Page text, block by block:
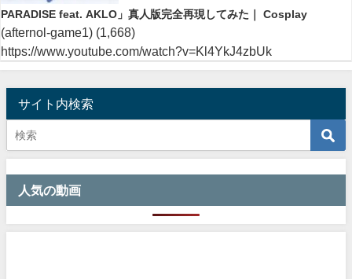
PARADISE feat. AKLO」真人版完全再現してみた｜ Cosplay
(afternol-game1) (1,668)
https://www.youtube.com/watch?v=Kl4YkJ4zbUk
サイト内検索
人気の動画